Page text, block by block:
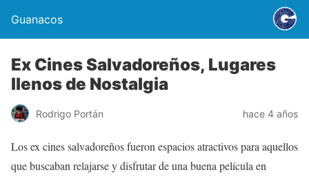
Guanacos
Ex Cines Salvadoreños, Lugares
llenos de Nostalgia
Rodrigo Portán hace 4 años
Los ex cines salvadoreños fueron espacios atractivos para aquellos
que buscaban relajarse y disfrutar de una buena película en